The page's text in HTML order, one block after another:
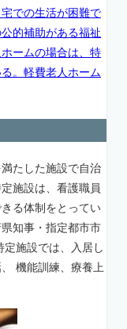
での生活が困難で
的補助がある福祉
ームの場合は、特
。軽費老人ホーム
たした施設で自治
施設は、看護職員
る体制をとってい
知事・指定都市市
施設では、入居し
機能訓練、療養上